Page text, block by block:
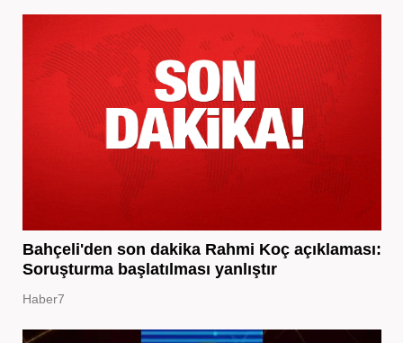
Bahçeli'den son dakika Rahmi Koç açıklaması:
Soruşturma başlatılması yanlıştır
Haber7